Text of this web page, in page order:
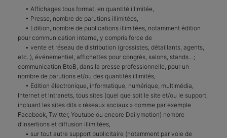
• Affichages tous format, en quantité illimitée,
• Presse, nombre de parutions illimitées,
• Edition, nombre de publications illimitées, notamment édition
pour communication interne, y compris force de
• vente et réseau de distribution (grossistes, détaillants, agents,
etc..), événementiel, affichettes pour congrès, salons, stands…;
communication BtoB, dans la presse professionnelle, pour un
nombre de parutions et/ou des quantités illimités,
• Edition électronique, informatique, numérique, multimédia,
Internet et Intranets, tous sites (quel que soit le site et/ou le support,
incluant les sites dits « réseaux sociaux » comme par exemple
Facebook, Twitter, Youtube ou encore Dailymotion) nombre
d’insertions et diffusion illimitées,
• sur tout autre support publicitaire (notamment par voie de